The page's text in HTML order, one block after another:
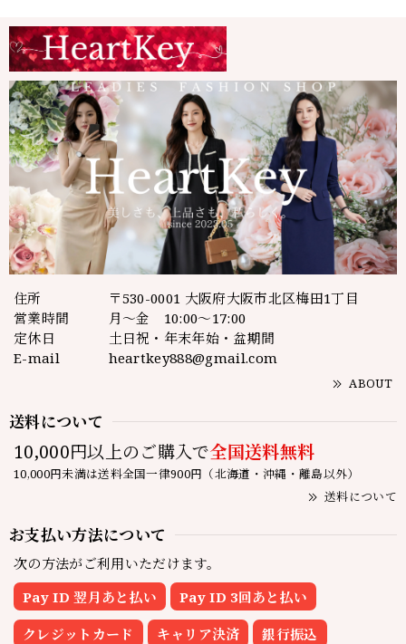
住所
〒530-0001 大阪府大阪市北区梅田1丁目
営業時間
月～金 10:00～17:00
定休日
土日祝・年末年始・盆期間
E-mail
heartkey888@gmail.com
ABOUT
送料について
10,000円以上のご購入で全国送料無料
10,000円未満は送料全国一律900円（北海道・沖縄・離島以外）
送料について
お支払い方法について
次の方法がご利用いただけます。
Pay ID 翌月あと払い
Pay ID 3回あと払い
クレジットカード キャリア決済 銀行振込